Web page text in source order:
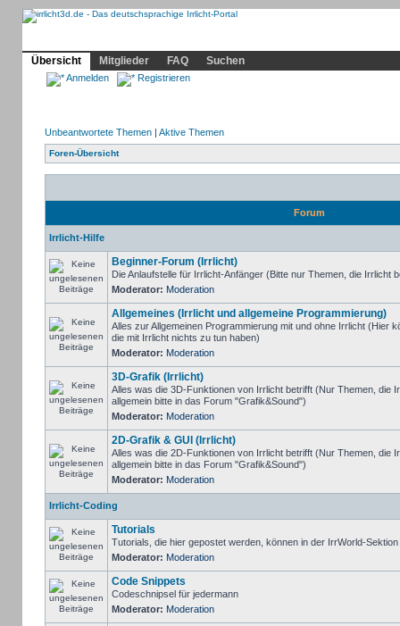
Übersicht
Mitglieder FAQ Suchen
Anmelden Registrieren
Unbeantwortete Themen| Aktive Themen
Foren-Übersicht
Forum
Irrlicht-Hilfe
Beginner-Forum (Irrlicht)
Die Anlaufstelle für Irrlicht-Anfänger (Bitte nur Themen, die Irrlicht
Moderator: Moderation
Allgemeines (Irrlicht und allgemeine Programmierung)
Alles zur Allgemeinen Programmierung mit und ohne Irrlicht (Hier
die mit Irrlicht nichts zu tun haben)
Moderator: Moderation
3D-Grafik (Irrlicht)
Alles was die 3D-Funktionen von Irrlicht betrifft (Nur Themen, die
allgemein bitte in das Forum "Grafik&Sound")
Moderator: Moderation
2D-Grafik & GUI (Irrlicht)
Alles was die 2D-Funktionen von Irrlicht betrifft (Nur Themen, die
allgemein bitte in das Forum "Grafik&Sound")
Moderator: Moderation
Irrlicht-Coding
Tutorials
Tutorials, die hier gepostet werden, können in der IrrWorld-
Moderator: Moderation
Code Snippets
Codeschnipsel für jedermann
Moderator: Moderation